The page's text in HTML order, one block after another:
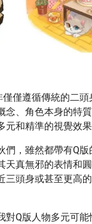
僅遵循傳統的二
念、角色本身的特
和精準的視覺效果
們，雖然都帶有Q
天真無邪的表情和
三頭身或甚至更高
對Q版人物多元可